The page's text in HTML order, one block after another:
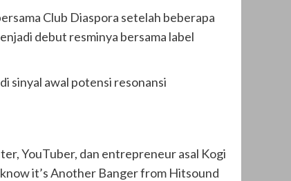
Club Diaspora setelah beberapa
debut resminya bersama label
sinyal awal potensi resonansi
YouTuber, dan entrepreneur asal Kogi
it’s Another Banger from Hitsound